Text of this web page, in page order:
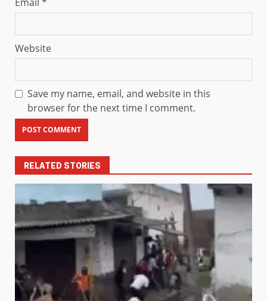
Website
Save my name, email, and website in this
browser for the next time I comment.
RELATED STORIES